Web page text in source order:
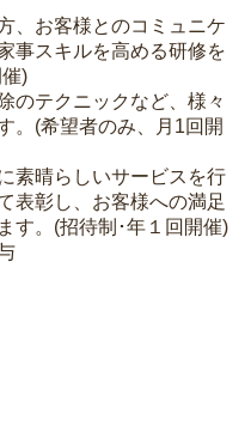
、お客様とのコミュニケ
事スキルを高める研修を
)
のテクニックなど、様々
。(希望者のみ、月1回開
素晴らしいサービスを行
表彰し、お客様への満足
す。(招待制･年１回開催)